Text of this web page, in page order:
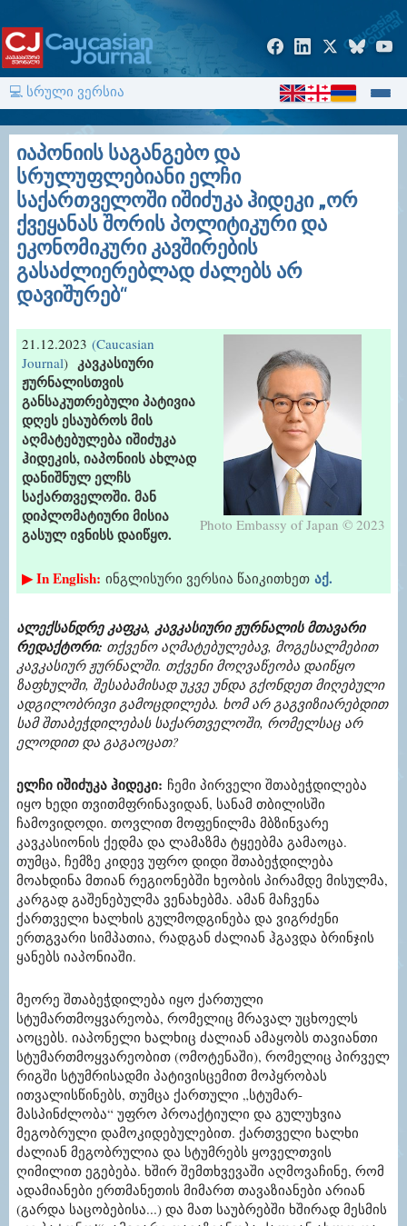
💻 სრული ვერსია
იაპონიის საგანგებო და
სრულუფლებიანი ელჩი
საქართველოში იშიძუკა ჰიდეკი „ორ
ქვეყანას შორის პოლიტიკური და
ეკონომიკური კავშირების
გასაძლიერებლად ძალებს არ
დავიშურებ“
Photo Embassy of Japan © 2023
21.12.2023 (Caucasian
Journal) კავკასიური
ჟურნალისთვის
განსაკუთრებული პატივია
დღეს ესაუბროს მის
აღმატებულება იშიძუკა
ჰიდეკის, იაპონიის ახლად
დანიშნულ ელჩს
საქართველოში. მან
დიპლომატიური მისია
გასულ ივნისს დაიწყო.
▶ In English: ინგლისური ვერსია წაიკითხეთ აქ.
ალექსანდრე კაფკა, კავკასიური ჟურნალის მთავარი
რედაქტორი: თქვენო აღმატებულებავ, მოგესალმებით
კავკასიურ ჟურნალში. თქვენი მოღვაწეობა დაიწყო
ზაფხულში, შესაბამისად უკვე უნდა გქონდეთ მიღებული
ადგილობრივი გამოცდილება. ხომ არ გაგვიზიარებდით
სამ შთაბეჭდილებას საქართველოში, რომელსაც არ
ელოდით და გაგაოცათ?
ელჩი იშიძუკა ჰიდეკი: ჩემი პირველი შთაბეჭდილება
იყო ხედი თვითმფრინავიდან, სანამ თბილისში
ჩამოვიდოდი. თოვლით მოფენილმა მბზინვარე
კავკასიონის ქედმა და ლამაზმა ტყეებმა გამაოცა.
თუმცა, ჩემზე კიდევ უფრო დიდი შთაბეჭდილება
მოახდინა მთიან რეგიონებში ხეობის პირამდე მისულმა,
კარგად გაშენებულმა ვენახებმა. ამან მაჩვენა
ქართველი ხალხის გულმოდგინება და ვიგრძენი
ერთგვარი სიმპათია, რადგან ძალიან ჰგავდა ბრინჯის
ყანებს იაპონიაში.
მეორე შთაბეჭდილება იყო ქართული
სტუმართმოყვარეობა, რომელიც მრავალ უცხოელს
აოცებს. იაპონელი ხალხიც ძალიან ამაყობს თავიანთი
სტუმართმოყვარეობით (ომოტენაში), რომელიც პირველ
რიგში სტუმრისადმი პატივისცემით მოპყრობას
ითვალისწინებს, თუმცა ქართული „სტუმარ-
მასპინძლობა“ უფრო პროაქტიული და გულუხვია
მეგობრული დამოკიდებულებით. ქართველი ხალხი
ძალიან მეგობრულია და სტუმრებს ყოველთვის
ღიმილით ეგებება. ხშირ შემთხვევაში აღმოვაჩინე, რომ
ადამიანები ერთმანეთის მიმართ თავაზიანები არიან
(გარდა საცობებისა...) და მათ საუბრებში ხშირად მესმის